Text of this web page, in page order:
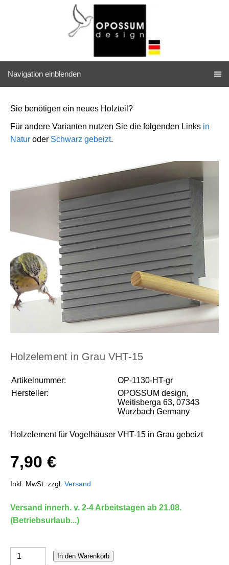
Navigation einblenden
Sie benötigen ein neues Holzteil?
Für andere Varianten nutzen Sie die folgenden Links in
Natur oder Schwarz gebeizt.
Holzelement in Grau VHT-15
Artikelnummer:
OP-1130-HT-gr
Hersteller:
OPOSSUM design,
Weitisberga 63, 07343
Wurzbach Germany
Holzelement für Vogelhäuser VHT-15 in Grau gebeizt
7,90 €
Inkl. MwSt. zzgl. Versand
Versand innerh. v. 2-4 Arbeitstagen ab 21.08.
(Betriebsurlaub...)
In den Warenkorb